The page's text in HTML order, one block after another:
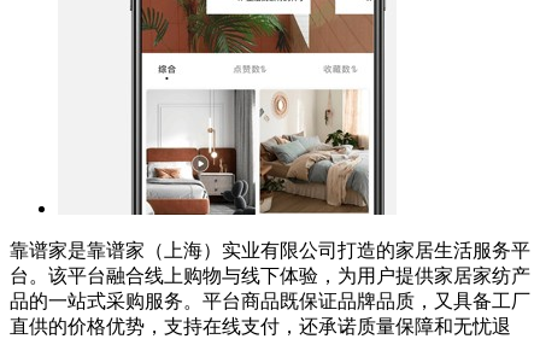
靠谱家是靠谱家（上海）实业有限公司打造的家居生活服务平
台。该平台融合线上购物与线下体验，为用户提供家居家纺产
品的一站式采购服务。平台商品既保证品牌品质，又具备工厂
直供的价格优势，支持在线支付，还承诺质量保障和无忧退